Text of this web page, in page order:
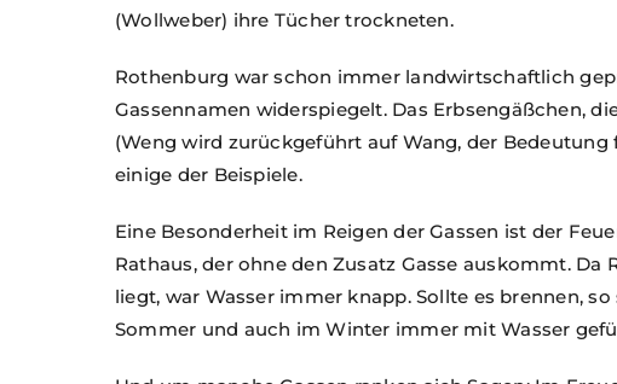
(Wollweber) ihre Tücher trockneten.
Rothenburg war schon immer landwirtschaftlich
Gassennamen widerspiegelt. Das Erbsengäßchen,
(Weng wird zurückgeführt auf Wang, der Bedeutung
einige der Beispiele.
Eine Besonderheit im Reigen der Gassen ist der
Rathaus, der ohne den Zusatz Gasse auskommt. Da
liegt, war Wasser immer knapp. Sollte es brennen,
Sommer und auch im Winter immer mit Wasser